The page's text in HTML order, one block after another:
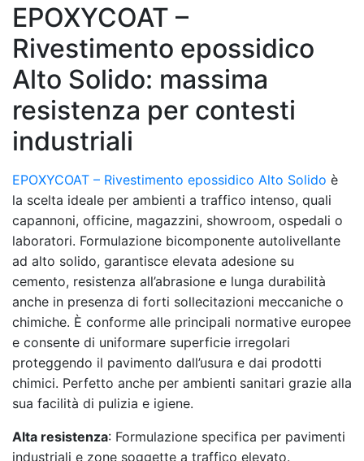
EPOXYCOAT –
Rivestimento epossidico
Alto Solido: massima
resistenza per contesti
industriali
EPOXYCOAT – Rivestimento epossidico Alto Solido è
la scelta ideale per ambienti a traffico intenso, quali
capannoni, officine, magazzini, showroom, ospedali o
laboratori. Formulazione bicomponente autolivellante
ad alto solido, garantisce elevata adesione su
cemento, resistenza all’abrasione e lunga durabilità
anche in presenza di forti sollecitazioni meccaniche o
chimiche. È conforme alle principali normative europee
e consente di uniformare superficie irregolari
proteggendo il pavimento dall’usura e dai prodotti
chimici. Perfetto anche per ambienti sanitari grazie alla
sua facilità di pulizia e igiene.
Alta resistenza: Formulazione specifica per pavimenti
industriali e zone soggette a traffico elevato.